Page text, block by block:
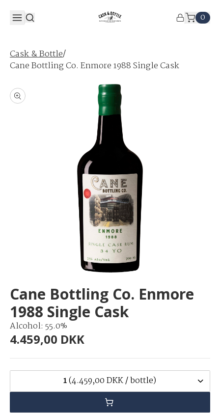
0
Cask & Bottle/
Cane Bottling Co. Enmore 1988 Single Cask
Cane Bottling Co. Enmore
1988 Single Cask
Alcohol: 55.0%
4.459,00 DKK
1(4.459,00 DKK / bottle)